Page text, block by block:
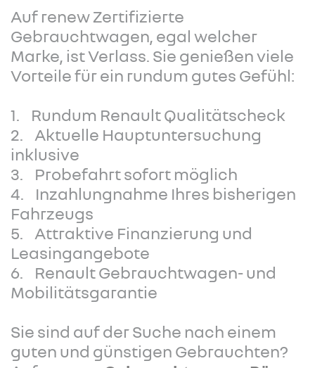
Auf renew Zertifizierte
Gebrauchtwagen, egal welcher
Marke, ist Verlass. Sie genießen viele
Vorteile für ein rundum gutes Gefühl:
1. Rundum Renault Qualitätscheck
2. Aktuelle Hauptuntersuchung
inklusive
3. Probefahrt sofort möglich
4. Inzahlungnahme Ihres bisherigen
Fahrzeugs
5. Attraktive Finanzierung und
Leasingangebote
6. Renault Gebrauchtwagen- und
Mobilitätsgarantie
Sie sind auf der Suche nach einem
guten und günstigen Gebrauchten?